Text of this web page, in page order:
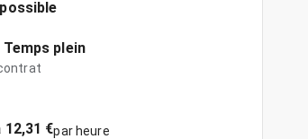
plein
12,31 €par heure